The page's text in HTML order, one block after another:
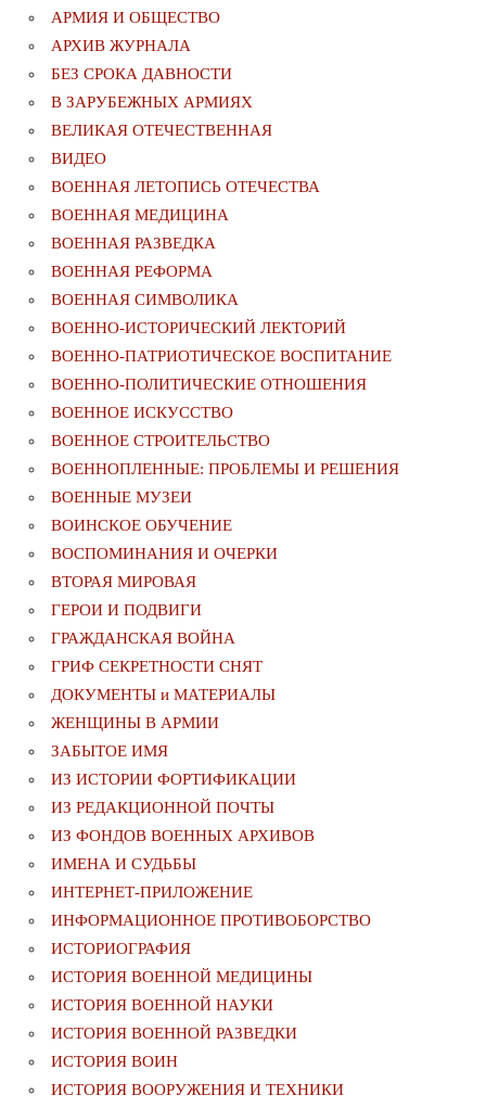
АРМИЯ И ОБЩЕСТВО
АРХИВ ЖУРНАЛА
БЕЗ СРОКА ДАВНОСТИ
В ЗАРУБЕЖНЫХ АРМИЯХ
ВЕЛИКАЯ ОТЕЧЕСТВЕННАЯ
ВИДЕО
ВОЕННАЯ ЛЕТОПИСЬ ОТЕЧЕСТВА
ВОЕННАЯ МЕДИЦИНА
ВОЕННАЯ РАЗВЕДКА
ВОЕННАЯ РЕФОРМА
ВОЕННАЯ СИМВОЛИКА
ВОЕННО-ИСТОРИЧЕСКИЙ ЛЕКТОРИЙ
ВОЕННО-ПАТРИОТИЧЕСКОЕ ВОСПИТАНИЕ
ВОЕННО-ПОЛИТИЧЕСКИE ОТНОШЕНИЯ
ВОЕННОЕ ИСКУССТВО
ВОЕННОЕ СТРОИТЕЛЬСТВО
ВОЕННОПЛЕННЫЕ: ПРОБЛЕМЫ И РЕШЕНИЯ
ВОЕННЫЕ МУЗЕИ
ВОИНСКОЕ ОБУЧЕНИЕ
ВОСПОМИНАНИЯ И ОЧЕРКИ
ВТОРАЯ МИРОВАЯ
ГЕРОИ И ПОДВИГИ
ГРАЖДАНСКАЯ ВОЙНА
ГРИФ СЕКРЕТНОСТИ СНЯТ
ДОКУМЕНТЫ и МАТЕРИАЛЫ
ЖЕНЩИНЫ В АРМИИ
ЗАБЫТОЕ ИМЯ
ИЗ ИСТОРИИ ФОРТИФИКАЦИИ
ИЗ РЕДАКЦИОННОЙ ПОЧТЫ
ИЗ ФОНДОВ ВОЕННЫХ АРХИВОВ
ИМЕНА И СУДЬБЫ
ИНТЕРНЕТ-ПРИЛОЖЕНИЕ
ИНФОРМАЦИОННОЕ ПРОТИВОБОРСТВО
ИСТОРИОГРАФИЯ
ИСТОРИЯ ВОЕННОЙ МЕДИЦИНЫ
ИСТОРИЯ ВОЕННОЙ НАУКИ
ИСТОРИЯ ВОЕННОЙ РАЗВЕДКИ
ИСТОРИЯ ВОИН
ИСТОРИЯ ВООРУЖЕНИЯ И ТЕХНИКИ